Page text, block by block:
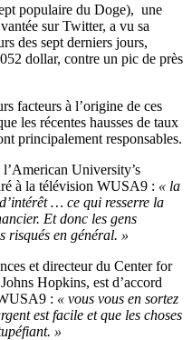
populaire du Doge), une
sur Twitter, a vu sa
des sept derniers jours,
dollar, contre un pic de près
facteurs à l’origine de ces
les récentes hausses de taux
principalement responsables.
University’s
à la télévision WUSA9 : « la
… ce qui resserre la
Et donc les gens
risqués en général. »
et directeur du Center for
Hopkins, est d’accord
: « vous vous en sortez
est facile et que les choses
»